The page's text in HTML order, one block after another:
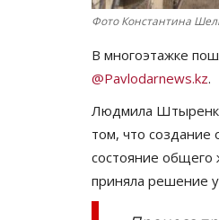
Фото Константина
В многоэтажке
@Pavlodarnews.kz.
Людмила
том, что
состояние общего
приняла решение